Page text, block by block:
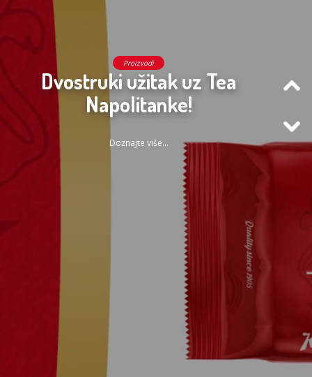
Proizvodi
Dvostruki užitak uz Tea
Napolitanke!
Doznajte više...